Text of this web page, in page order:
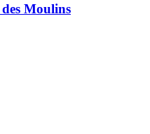
Moulins